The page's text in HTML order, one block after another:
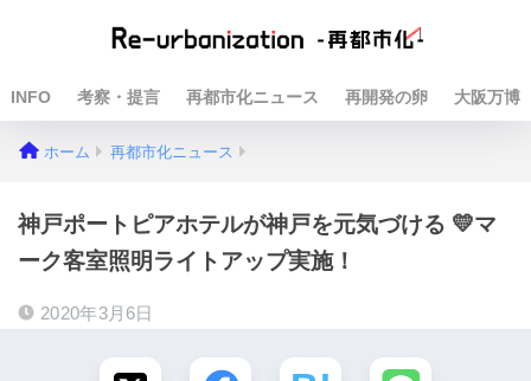
INFO 考察・提言 再都市化ニュース 再開発の卵 大阪万博
ホーム 再都市化ニュース
神戸ポートピアホテルが神戸を元気づける 💛マ
ーク客室照明ライトアップ実施！
2020年3月6日